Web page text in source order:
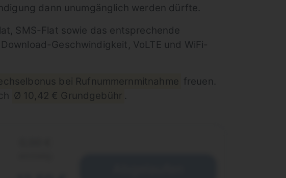
dann unumgänglich werden dürfte.
SMS-Flat sowie das entsprechende
Geschwindigkeit, VoLTE und WiFi-
bei Rufnummernmitnahme freuen.
Ø 10,42 € Grundgebühr .